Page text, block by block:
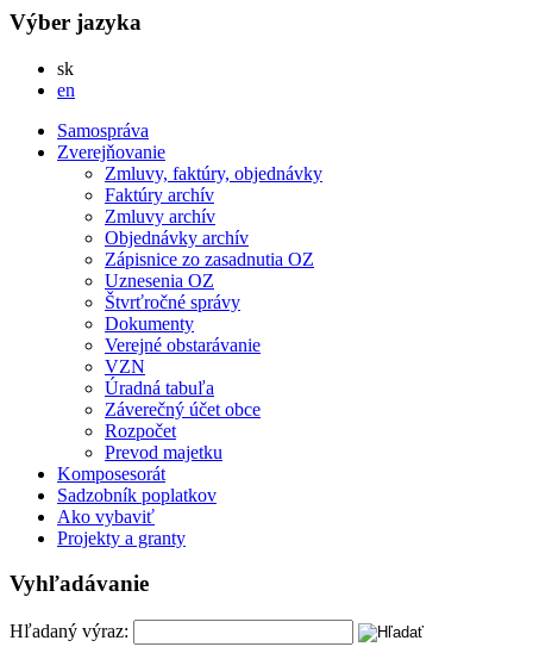
Výber jazyka
skSlovensky
en
Samospráva
Zverejňovanie
Zmluvy, faktúry, objednávky
Faktúry archív
Zmluvy archív
Objednávky archív
Zápisnice zo zasadnutia OZ
Uznesenia OZ
Štvrťročné správy
Dokumenty
Verejné obstarávanie
VZN
Úradná tabuľa
Záverečný účet obce
Rozpočet
Prevod majetku
Komposesorát
Sadzobník poplatkov
Ako vybaviť
Projekty a granty
Vyhľadávanie
Hľadaný výraz: